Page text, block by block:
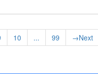
10 ... 99 →Next